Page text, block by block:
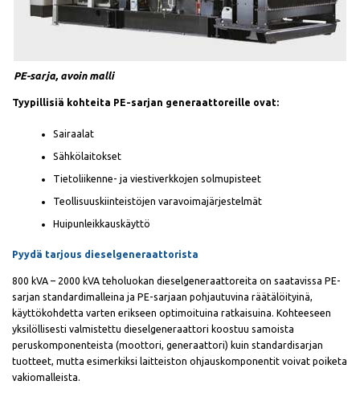
PE-sarja, avoin malli
Tyypillisiä kohteita PE-sarjan generaattoreille ovat:
Sairaalat
Sähkölaitokset
Tietoliikenne- ja viestiverkkojen solmupisteet
Teollisuuskiinteistöjen varavoimajärjestelmät
Huipunleikkauskäyttö
Pyydä tarjous dieselgeneraattorista
800 kVA – 2000 kVA teholuokan dieselgeneraattoreita on saatavissa PE-
sarjan standardimalleina ja PE-sarjaan pohjautuvina räätälöityinä,
käyttökohdetta varten erikseen optimoituina ratkaisuina. Kohteeseen
yksilöllisesti valmistettu dieselgeneraattori koostuu samoista
peruskomponenteista (moottori, generaattori) kuin standardisarjan
tuotteet, mutta esimerkiksi laitteiston ohjauskomponentit voivat poiketa
vakiomalleista.